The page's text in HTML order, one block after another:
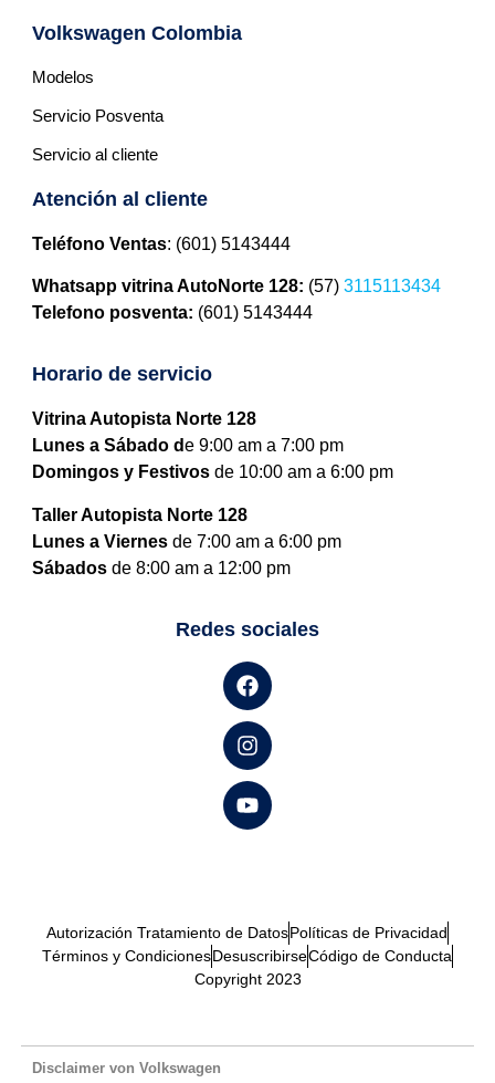
Volkswagen Colombia
Modelos
Servicio Posventa
Servicio al cliente
Atención al cliente
Teléfono Ventas: (601) 5143444
Whatsapp vitrina AutoNorte 128: (57) 3115113434
Telefono posventa: (601) 5143444
Horario de servicio
Vitrina Autopista Norte 128
Lunes a Sábado de 9:00 am a 7:00 pm
Domingos y Festivosde 10:00 am a 6:00 pm
Taller Autopista Norte 128
Lunes a Viernesde 7:00 am a 6:00 pm
Sábadosde 8:00 am a 12:00 pm
Redes sociales
Autorización Tratamiento de DatosPolíticas de Privacidad
Términos y CondicionesDesuscribirseCódigo de Conducta
Copyright 2023
Disclaimer von Volkswagen